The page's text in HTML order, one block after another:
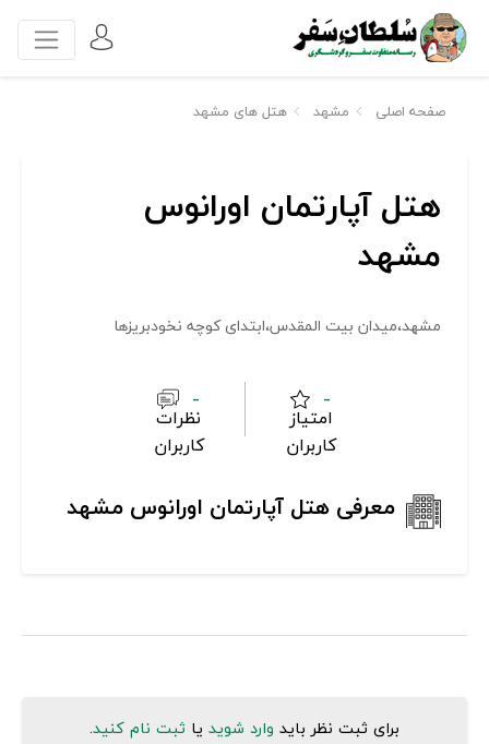
صفحه اصلی مشهد هتل های مشهد
هتل آپارتمان اورانوس
مشهد
مشهد،میدان بیت المقدس،ابتدای کوچه نخودبریزها
-
امتیاز
کاربران
-
نظرات
کاربران
معرفی هتل آپارتمان اورانوس مشهد
برای ثبت نظر باید وارد شوید یا ثبت نام کنید.